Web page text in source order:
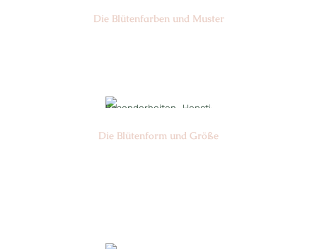
Die Blüten­farben und Muster
Die Blüten­form und Größe